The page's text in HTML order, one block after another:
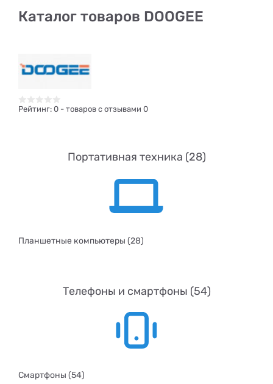
Каталог товаров DOOGEE
Рейтинг: 0 - товаров с отзывами 0
Портативная техника (28)
Планшетные компьютеры (28)
Телефоны и смартфоны (54)
Смартфоны (54)